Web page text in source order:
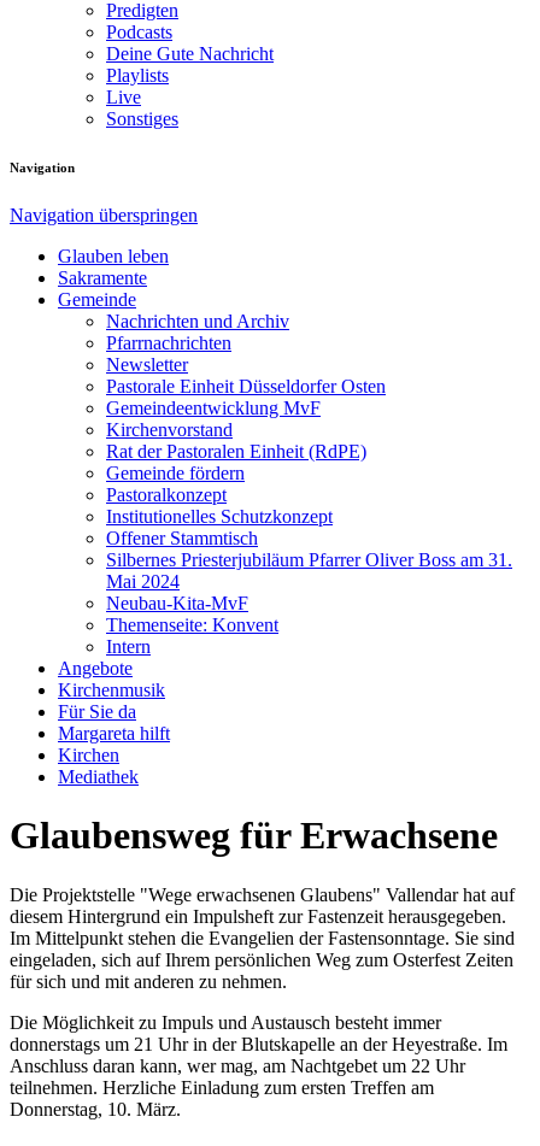
Predigten
Podcasts
Deine Gute Nachricht
Playlists
Live
Sonstiges
Navigation
Navigation überspringen
Glauben leben
Sakramente
Gemeinde
Nachrichten und Archiv
Pfarrnachrichten
Newsletter
Pastorale Einheit Düsseldorfer Osten
Gemeindeentwicklung MvF
Kirchenvorstand
Rat der Pastoralen Einheit (RdPE)
Gemeinde fördern
Pastoralkonzept
Institutionelles Schutzkonzept
Offener Stammtisch
Silbernes Priesterjubiläum Pfarrer Oliver Boss am 31.
Mai 2024
Neubau-Kita-MvF
Themenseite: Konvent
Intern
Angebote
Kirchenmusik
Für Sie da
Margareta hilft
Kirchen
Mediathek
Glaubensweg für Erwachsene
Die Projektstelle "Wege erwachsenen Glaubens" Vallendar hat auf
diesem Hintergrund ein Impulsheft zur Fastenzeit herausgegeben.
Im Mittelpunkt stehen die Evangelien der Fastensonntage. Sie sind
eingeladen, sich auf Ihrem persönlichen Weg zum Osterfest Zeiten
für sich und mit anderen zu nehmen.
Die Möglichkeit zu Impuls und Austausch besteht immer
donnerstags um 21 Uhr in der Blutskapelle an der Heyestraße. Im
Anschluss daran kann, wer mag, am Nachtgebet um 22 Uhr
teilnehmen. Herzliche Einladung zum ersten Treffen am
Donnerstag, 10. März.